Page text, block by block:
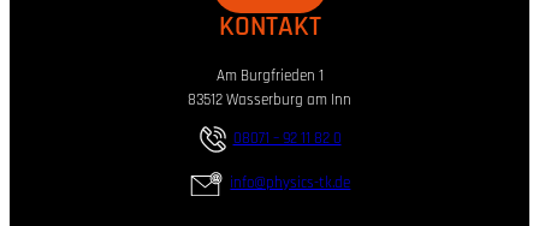
KONTAKT
Am Burgfrieden 1
83512 Wasserburg am Inn
08071 – 92 11 82 0
info@physics-tk.de